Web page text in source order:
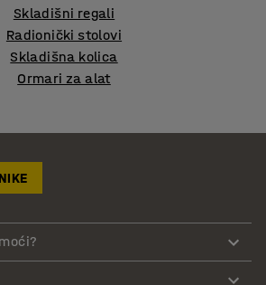
Skladišni regali
Radionički stolovi
Skladišna kolica
Ormari za alat